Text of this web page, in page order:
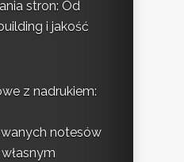
stron: Od
i jakość
z nadrukiem:
notesów